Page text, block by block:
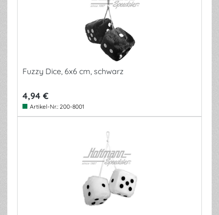
Fuzzy Dice, 6x6 cm, schwarz
4,94 €
Artikel-Nr.: 200-8001